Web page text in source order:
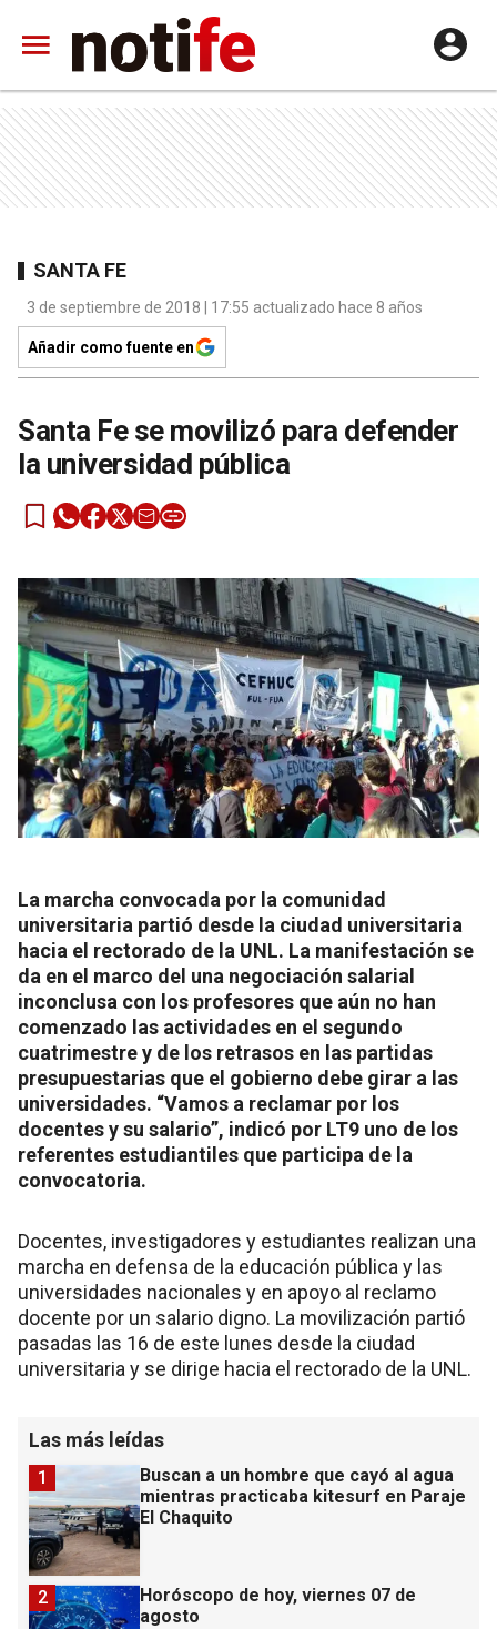
SANTA FE
3 de septiembre de 2018 | 17:55 actualizado hace 8 años
Añadir como fuente en
Santa Fe se movilizó para defender
la universidad pública
La marcha convocada por la comunidad
universitaria partió desde la ciudad universitaria
hacia el rectorado de la UNL. La manifestación se
da en el marco del una negociación salarial
inconclusa con los profesores que aún no han
comenzado las actividades en el segundo
cuatrimestre y de los retrasos en las partidas
presupuestarias que el gobierno debe girar a las
universidades. “Vamos a reclamar por los
docentes y su salario”, indicó por LT9 uno de los
referentes estudiantiles que participa de la
convocatoria.
Docentes, investigadores y estudiantes realizan una
marcha en defensa de la educación pública y las
universidades nacionales y en apoyo al reclamo
docente por un salario digno. La movilización partió
pasadas las 16 de este lunes desde la ciudad
universitaria y se dirige hacia el rectorado de la UNL.
Las más leídas
Buscan a un hombre que cayó al agua
mientras practicaba kitesurf en Paraje
El Chaquito
1
Horóscopo de hoy, viernes 07 de
agosto
2